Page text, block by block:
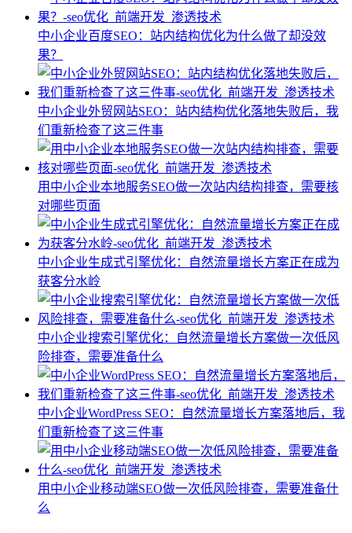
中小企业百度SEO：站内结构优化为什么做了却没效
果？
中小企业外贸网站SEO：站内结构优化落地失败后，我
们重新检查了这三件事
用中小企业本地服务SEO做一次站内结构排查，需要核
对哪些页面
中小企业生成式引擎优化：自然流量增长方案正在成为
获客分水岭
中小企业搜索引擎优化：自然流量增长方案做一次低风
险排查，需要准备什么
中小企业WordPress SEO：自然流量增长方案落地后，我
们重新检查了这三件事
用中小企业移动端SEO做一次低风险排查，需要准备什
么